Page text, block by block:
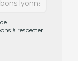
à respecter